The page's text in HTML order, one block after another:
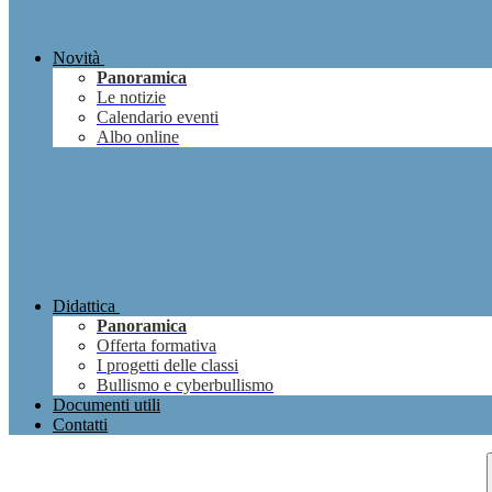
Novità
Panoramica
Le notizie
Calendario eventi
Albo online
Didattica
Panoramica
Offerta formativa
I progetti delle classi
Bullismo e cyberbullismo
Documenti utili
Contatti